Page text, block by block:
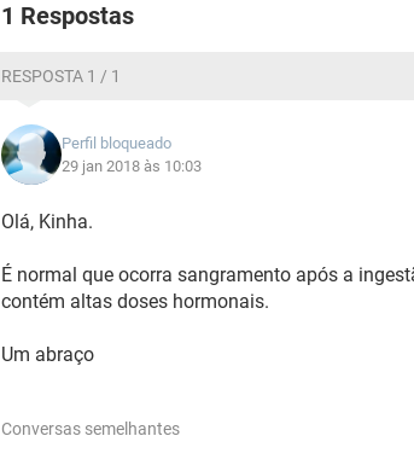
1 Respostas
RESPOSTA 1 / 1
Perfil bloqueado
29 jan 2018 às 10:03
Olá, Kinha.
É normal que ocorra sangramento após a
contém altas doses hormonais.
Um abraço
Conversas semelhantes